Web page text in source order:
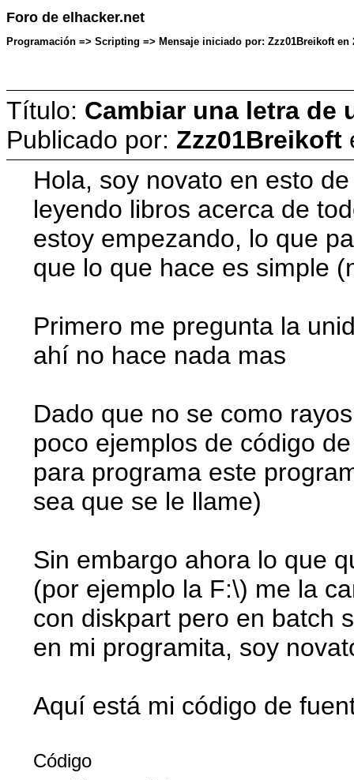
Foro de elhacker.net
Programación => Scripting => Mensaje iniciado por: Zzz01Breikoft en
Título: Cambiar una letra de
Publicado por: Zzz01Breikoft
Hola, soy novato en esto
leyendo libros acerca de
estoy empezando, lo que
que lo que hace es simple
Primero me pregunta la
ahí no hace nada mas
Dado que no se como
poco ejemplos de código
para programa este
sea que se le llame)
Sin embargo ahora lo que
(por ejemplo la F:\) me la
con diskpart pero en batch
en mi programita, soy
Aquí está mi código de
Código